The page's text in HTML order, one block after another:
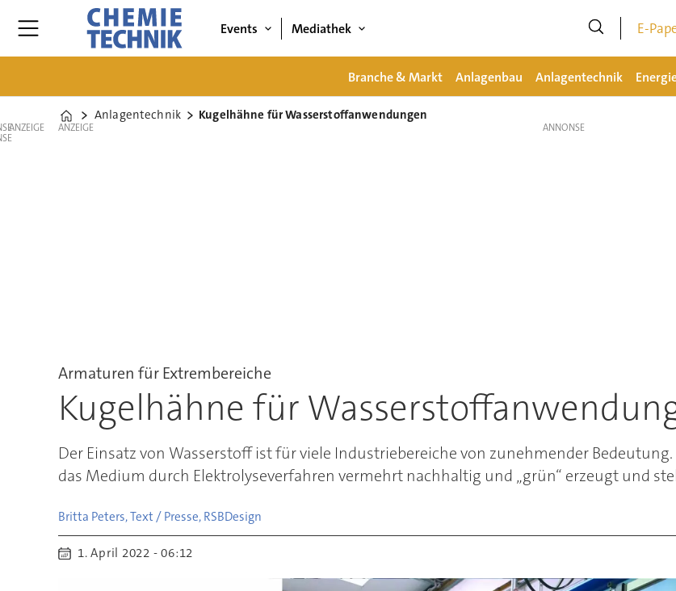
Events Mediathek E-
Branche & Markt Anlagenbau Anlagentechnik
Home
Anlagentechnik Kugelhähne für Wasserstoffanwendungen
ANZEIGE ANZEIGE
Armaturen für Extrembereiche
Kugelhähne für
Der Einsatz von Wasserstoff ist für viele Industriebereiche von zunehmender
das Medium durch Elektrolyseverfahren vermehrt nachhaltig und „grün“ erzeugt und
Britta Peters, Text / Presse, RSBDesign
1. April 2022 - 06:12